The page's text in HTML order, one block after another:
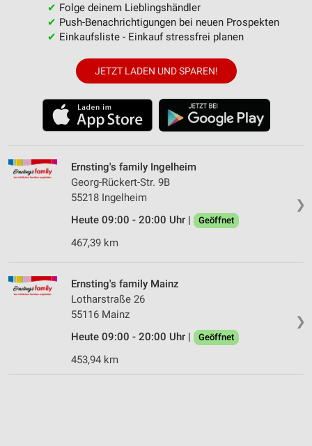
✔ Folge deinem Lieblingshändler
✔ Push-Benachrichtigungen bei neuen Prospekten
✔ Einkaufsliste - Einkauf stressfrei planen
JETZT LADEN UND SPAREN!
❯
Ernsting's family Ingelheim
Georg-Rückert-Str. 9B
55218 Ingelheim
Heute 09:00 - 20:00 Uhr |
Geöffnet
467,39 km
❯
Ernsting's family Mainz
Lotharstraße 26
55116 Mainz
Heute 09:00 - 20:00 Uhr |
Geöffnet
453,94 km